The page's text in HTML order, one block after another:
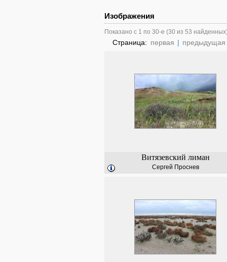
Изображения
Показано с 1 по 30-е (30 из 53
Страница: первая | предыдущая
Витязевский лиман
Сергей Проснев